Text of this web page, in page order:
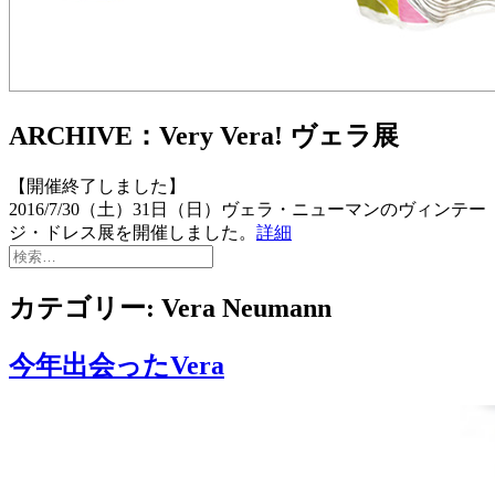
ARCHIVE：Very Vera! ヴェラ展
【開催終了しました】
2016/7/30（土）31日（日）ヴェラ・ニューマンのヴィンテー
ジ・ドレス展を開催しました。 詳細
検
カテゴリー: Vera Neumann
今年出会ったVera